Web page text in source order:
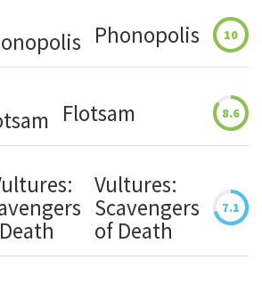
Phonopolis 10
Flotsam 8.6
Vultures:
Scavengers
of Death
7.1